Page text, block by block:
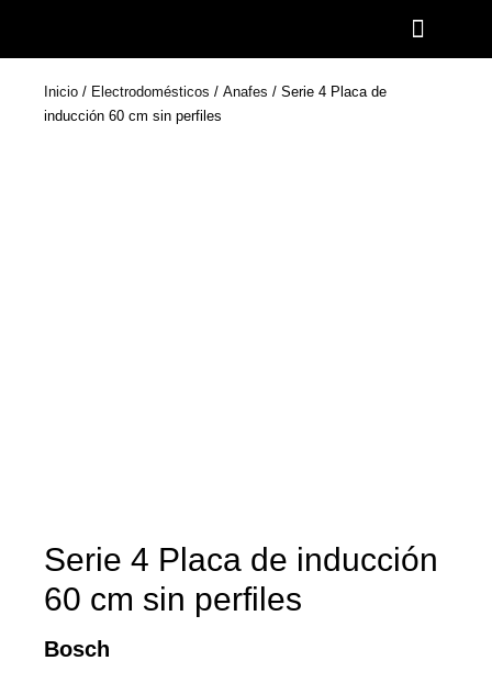
contenido
Inicio / Electrodomésticos / Anafes / Serie 4 Placa de
inducción 60 cm sin perfiles
Serie 4 Placa de inducción
60 cm sin perfiles
Bosch